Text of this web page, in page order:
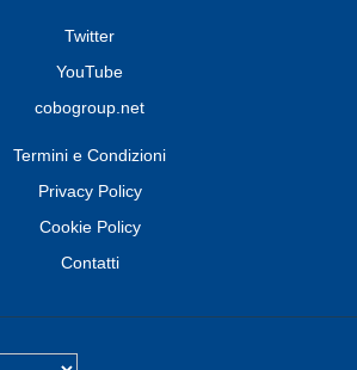
Twitter
YouTube
cobogroup.net
Termini e Condizioni
Privacy Policy
Cookie Policy
Contatti